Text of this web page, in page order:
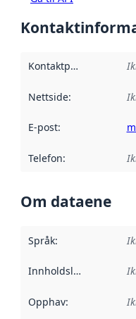
Kontaktpunkt
Nettside:
E-post:
Telefon:
Om dataene
Språk:
Innholdsleverandører :
Opphav: